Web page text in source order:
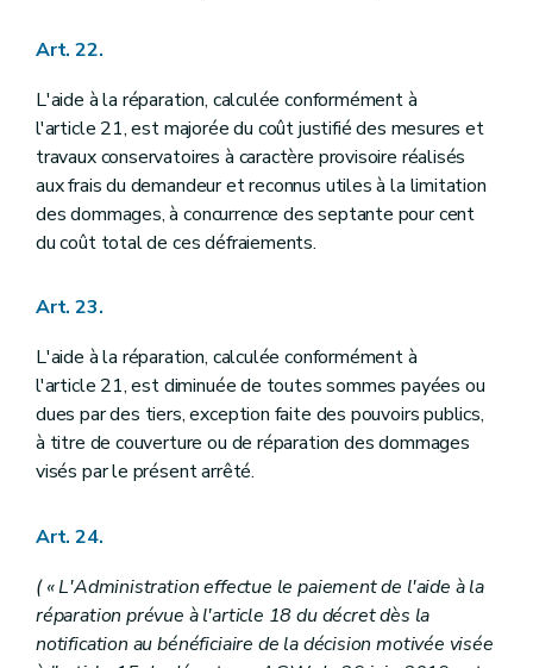
Art. 22.
L'aide à la réparation, calculée conformément à
l'article 21, est majorée du coût justifié des mesures et
travaux conservatoires à caractère provisoire réalisés
aux frais du demandeur et reconnus utiles à la limitation
des dommages, à concurrence des septante pour cent
du coût total de ces défraiements.
Art. 23.
L'aide à la réparation, calculée conformément à
l'article 21, est diminuée de toutes sommes payées ou
dues par des tiers, exception faite des pouvoirs publics,
à titre de couverture ou de réparation des dommages
visés par le présent arrêté.
Art. 24.
( « L'Administration effectue le paiement de l'aide à la
réparation prévue à l'article 18 du décret dès la
notification au bénéficiaire de la décision motivée visée